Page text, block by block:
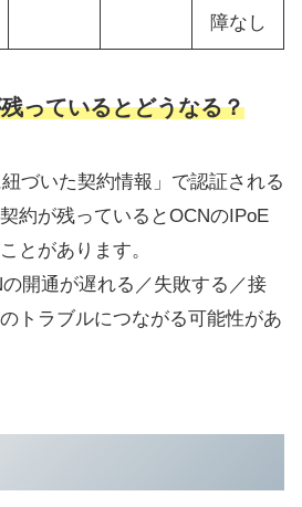
障なし
っているとどうなる？
づいた契約情報」で認証される
約が残っているとOCNのIPoE
とがあります。
開通が遅れる／失敗する／接
トラブルにつながる可能性があ